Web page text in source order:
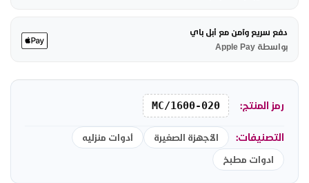
دفع سريع وآمن مع أبل باي
بواسطة Apple Pay
رمز المنتج: MC/1600-020
التصنيفات: الأجهزة الصغيرة
أدوات منزليه
ادوات مطبخ